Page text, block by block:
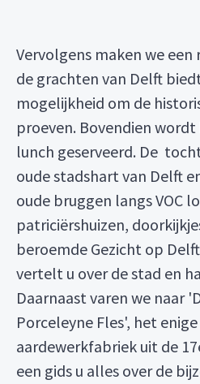
Vervolgens maken we
de grachten van Delft
mogelijkheid om de
proeven. Bovendien
lunch geserveerd. De
oude stadshart van Delft
oude bruggen langs VOC
patriciërshuizen,
beroemde Gezicht op
vertelt u over de stad en
Daarnaast varen we naar
Porceleyne Fles', het
aardewerkfabriek uit de
een gids u alles over de